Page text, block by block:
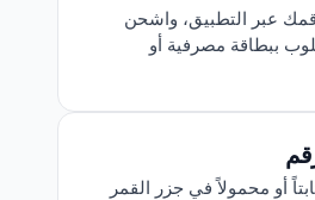
عبر التطبيق، واشحن
ببطاقة مصرفية أو
أو محمولاً في جزر القمر